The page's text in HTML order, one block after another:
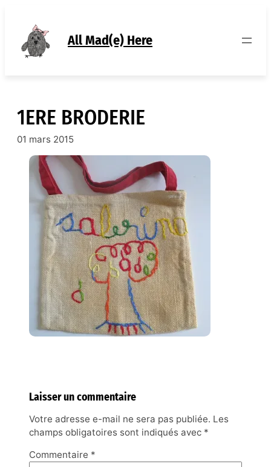
contenu
All Mad(e) Here
1ERE BRODERIE
01 mars 2015
Laisser un commentaire
Votre adresse e-mail ne sera pas publiée. Les
champs obligatoires sont indiqués avec *
Commentaire *